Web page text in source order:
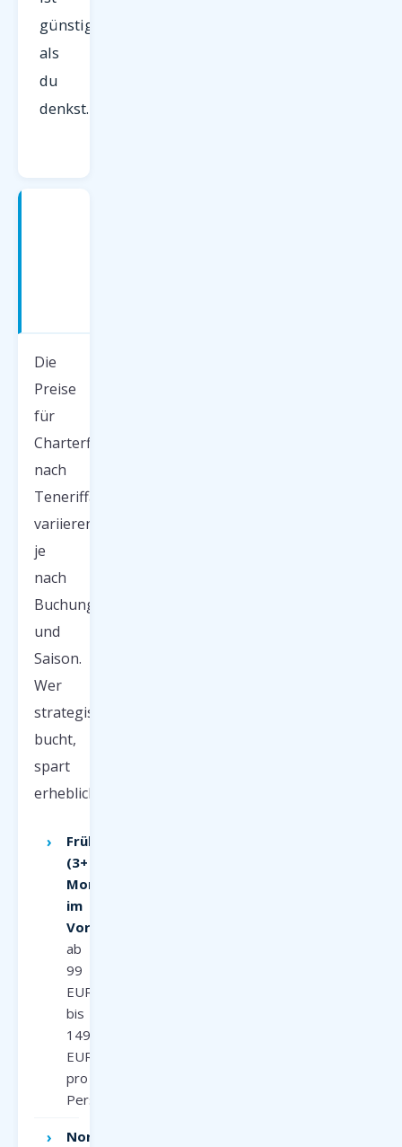
günstiger
als
du
denkst.
Die
Preise
für
Charterflüge
nach
Teneriffa
variieren
je
nach
Buchungszeitpunkt
und
Saison.
Wer
strategisch
bucht,
spart
erheblich:
Frühbucher
(3+
Monate
im
Voraus):
ab
99
EUR
bis
149
EUR
pro
Person
Normalpreis